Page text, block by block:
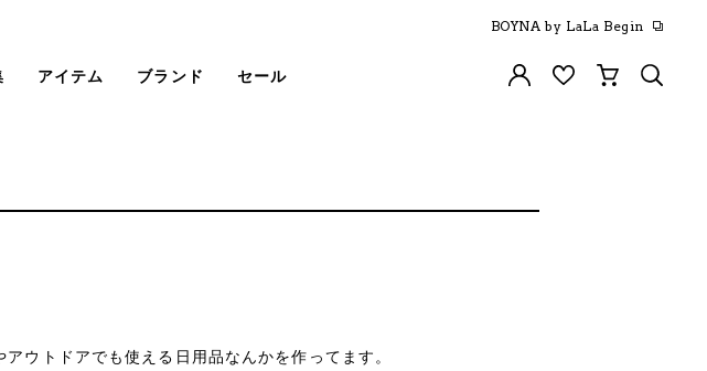
アイテム ブランド セール
BOYNA by LaLa Begin
ウトドアでも使える日用品なんかを作ってます。